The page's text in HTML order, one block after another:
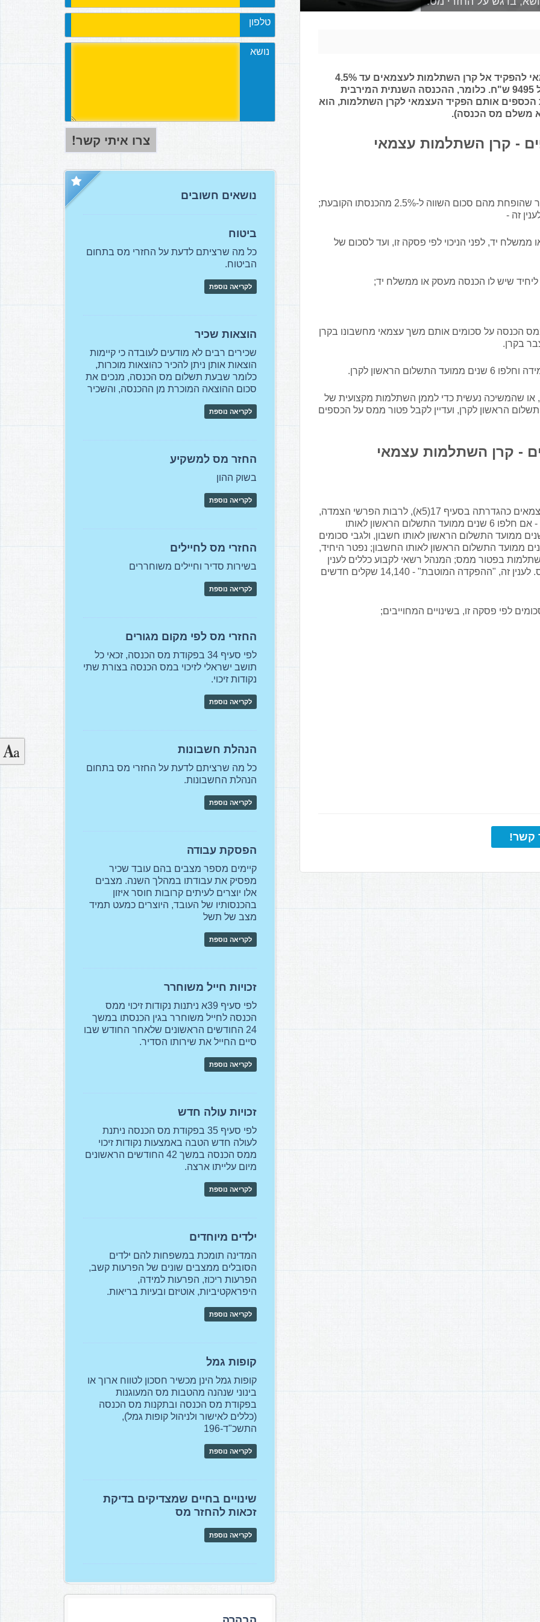
על פי סעיף 17(5א) בפקודת מס הכנסה, יכול עצמאי להפקיד אל קרן השתלמות לעצמאים עד 4.5%
מהכנסתו השנתית, ובתנאי שסכום זה לא יעלה על 9495 ש"ח. כלומר, ההכנסה השנתית המירבית
הטבת מס היא 211,000 ש"ח. את הכספים אותם הפקיד העצמאי לקרן השתלמות, הוא
משלם מס הכנסה).
- קרן השתלמות עצמאי
סכומים ששילם יחיד לקרן השתלמות לעצמאים, לאחר שהופחת מהם סכום השווה ל-2.5% מהכנסתו הקובעת;
יד, לפני הניכוי לפי פסקה זו, ועד לסכום של
שיש לו הכנסה מעסק או ממשלח יד;
פטור ממס הכנסה על סכומים אותם משך עצמאי מחשבונו בקרן
בקרן.
הראשון לקרן.
שהמשיכה נעשית כדי לממן השתלמות מקצועית של
המשיכה 3 שנים ממועד התשלום הראשון לקרן, ועדיין לקבל פטור ממס על הכספים
- קרן השתלמות עצמאי
(א)סכומים שמשך יחיד מחשבונו בקרן השתלמות לעצמאים כהגדרתה בסעיף 17(5א), לרבות הפרשי הצמדה,
וכן ריבית ורווחים אחרים שמקורם בהפקדה המוטבת - אם חלפו 6 שנים ממועד התשלום הראשון לאותו
ולגבי יחיד שהגיע לגיל הפרישה, אם חלפו 3 שנים ממועד התשלום הראשון לאותו חשבון, ולגבי סכומים
את היחיד לצורך השתלמותו - אם חלפו 3 שנים ממועד התשלום הראשון לאותו החשבון; נפטר היחיד,
בפטור ממס; המנהל רשאי לקבוע כללים לענין
הזכאות למשוך סכומים לצורך השתלמות בפטור ממס. לענין זה, "ההפקדה המוטבת" - 14,140 שקלים חדשים
קשר!
טלפון
נושא
נושאים חשובים
ביטוח
כל מה שרציתם לדעת על החזרי מס בתחום
הביטוח.
לקריאה נוספת
הוצאות שכיר
שכירים רבים לא מודעים לעובדה כי קיימות
הוצאות אותן ניתן להכיר כהוצאות מוכרות,
כלומר שבעת תשלום מס הכנסה, מנכים את
סכום ההוצאה המוכרת מן ההכנסה, והשכיר
לקריאה נוספת
החזר מס למשקיע
בשוק ההון
לקריאה נוספת
החזרי מס לחיילים
בשירות סדיר וחיילים משוחררים
לקריאה נוספת
החזרי מס לפי מקום מגורים
לפי סעיף 34 בפקודת מס הכנסה, זכאי כל
תושב ישראלי לזיכוי במס הכנסה בצורת שתי
נקודות זיכוי.
לקריאה נוספת
הנהלת חשבונות
כל מה שרציתם לדעת על החזרי מס בתחום
הנהלת החשבונות.
לקריאה נוספת
הפסקת עבודה
קיימים מספר מצבים בהם עובד שכיר
מפסיק את עבודתו במהלך השנה. מצבים
אלו יוצרים לעיתים קרובות חוסר איזון
בהכנסותיו של העובד, היוצרים כמעט תמיד
מצב של תשל
לקריאה נוספת
זכויות חייל משוחרר
לפי סעיף 39א ניתנות נקודות זיכוי ממס
הכנסה לחייל משוחרר בגין הכנסתו במשך
24 החודשים הראשונים שלאחר החודש שבו
סיים החייל את שירותו הסדיר.
לקריאה נוספת
זכויות עולה חדש
לפי סעיף 35 בפקודת מס הכנסה ניתנת
לעולה חדש הטבה באמצעות נקודות זיכוי
ממס הכנסה במשך 42 החודשים הראשונים
מיום עלייתו ארצה.
לקריאה נוספת
ילדים מיוחדים
המדינה תומכת במשפחות להם ילדים
הסובלים ממצבים שונים של הפרעות קשב,
הפרעות ריכוז, הפרעות למידה,
היפראקטיביות, אוטיזם ובעיות בריאות.
לקריאה נוספת
קופות גמל
קופות גמל הינן מכשיר חסכון לטווח ארוך או
בינוני שנהנה מהטבות מס המעוגנות
בפקודת מס הכנסה ובתקנות מס הכנסה
(כללים לאישור ולניהול קופות גמל),
התשכ"ד-196
לקריאה נוספת
שינויים בחיים שמצדיקים בדיקת
זכאות להחזר מס
לקריאה נוספת